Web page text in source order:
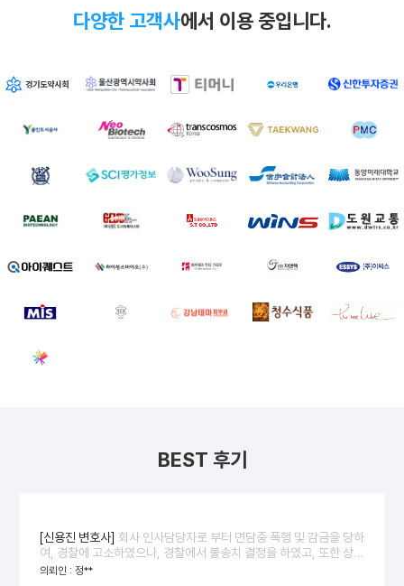
다양한 고객사에서 이용 중입니다.
BEST 후기
[신용진 변호사]
여, 경찰에 고소하였으나, 경찰에서 불송치 결정을 하였고, 또한 상대
방은 "강도치상 업무방해"라는 엄청난 죄명으로 맞고소 하여 저를 압
의뢰인 : 정**